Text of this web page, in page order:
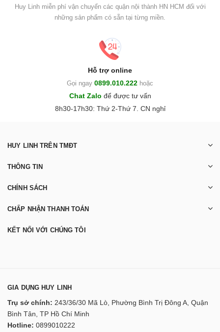
Huy Linh miễn phí vận chuyển các quận nội thành HN HCM đối với
những sản phẩm có sẵn tại từng miền.
Hỗ trợ online
Gọi ngay 0899.010.222 hoặc
Chat Zalo để được tư vấn
8h30-17h30: Thứ 2-Thứ 7. CN nghỉ
HUY LINH TRÊN TMĐT
THÔNG TIN
CHÍNH SÁCH
CHẤP NHẬN THANH TOÁN
KẾT NỐI VỚI CHÚNG TÔI
GIA DỤNG HUY LINH
Trụ sở chính: 243/36/30 Mã Lò, Phường Bình Trị Đông A, Quận
Bình Tân, TP Hồ Chí Minh
Hotline: 0899010222